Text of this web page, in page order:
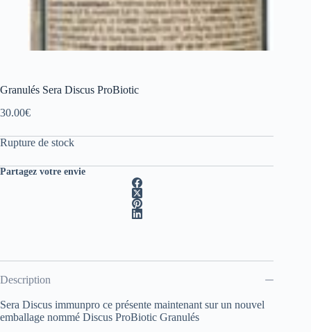
Granulés Sera Discus ProBiotic
30.00€
Rupture de stock
Partagez votre envie
Description
Sera Discus immunpro ce présente maintenant sur un nouvel
emballage nommé Discus ProBiotic Granulés